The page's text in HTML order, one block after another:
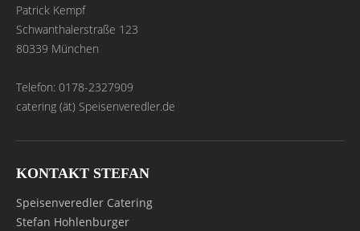
Patrick Kempf
Schwanthalerstraße 123
80339 München
Telefon: 0178-2327909
catering (ät) Speisenveredler.de
KONTAKT STEFAN
Speisenveredler Catering
Stefan Hohlenburger